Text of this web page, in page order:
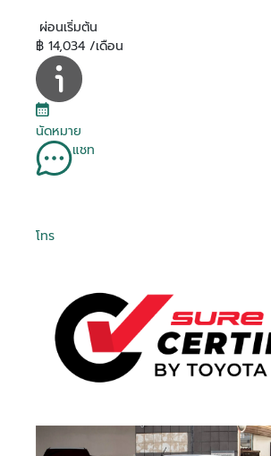
ผ่อนเริ่มต้น
฿ 14,034 /เดือน
นัดหมาย
แชท
โทร